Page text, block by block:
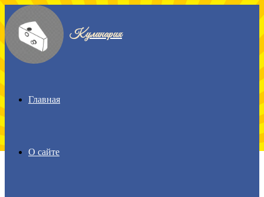
Menu Кулинария
Главная
О сайте